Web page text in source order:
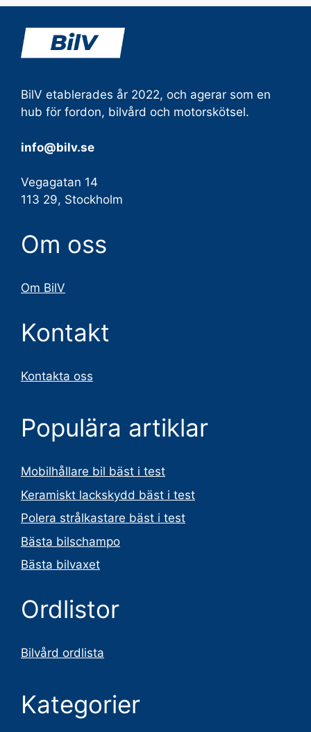
BilV etablerades år 2022, och agerar som en
hub för fordon, bilvård och motorskötsel.
info@bilv.se
Vegagatan 14
113 29, Stockholm
Om oss
Om BilV
Kontakt
Kontakta oss
Populära artiklar
Mobilhållare bil bäst i test
Keramiskt lackskydd bäst i test
Polera strålkastare bäst i test
Bästa bilschampo
Bästa bilvaxet
Ordlistor
Bilvård ordlista
Kategorier